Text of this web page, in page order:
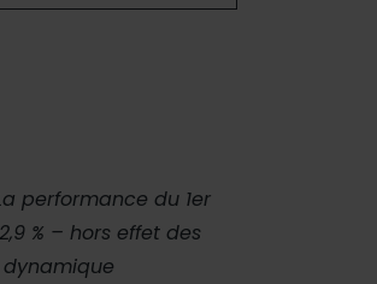
performance du 1er
% – hors effet des